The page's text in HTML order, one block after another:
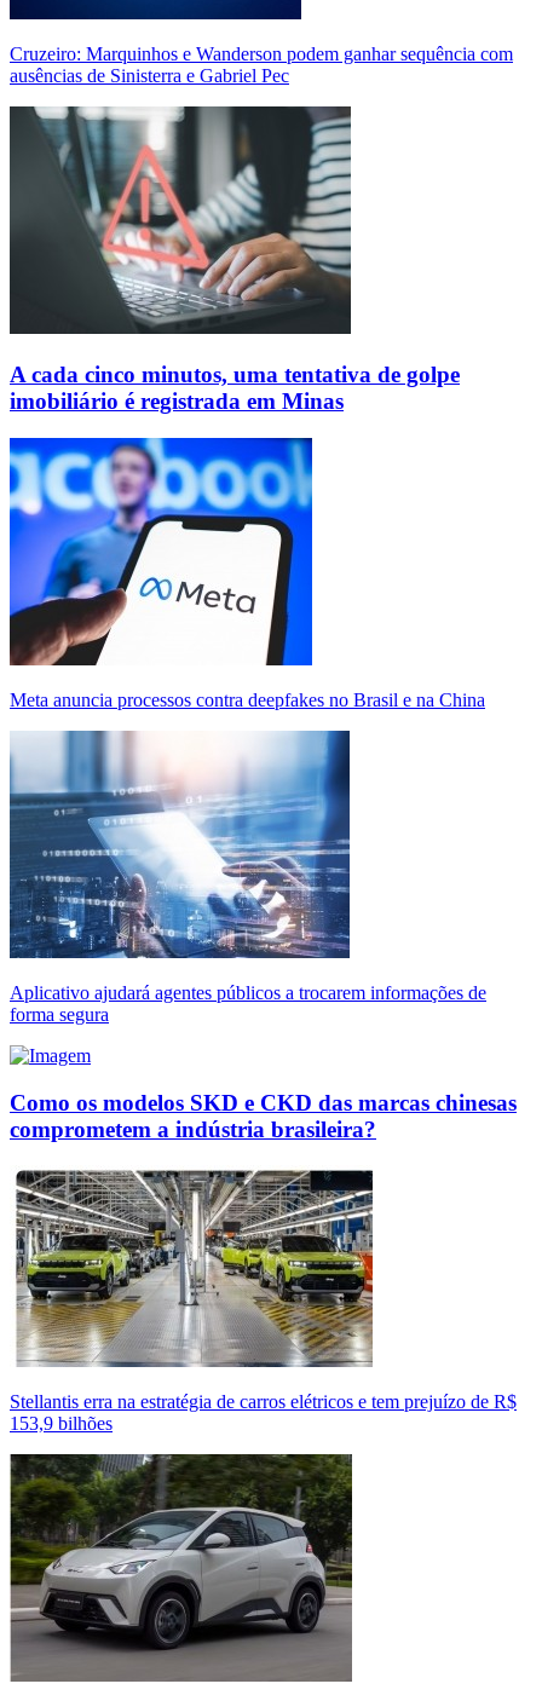
Cruzeiro: Marquinhos e Wanderson podem ganhar sequência com
ausências de Sinisterra e Gabriel Pec
A cada cinco minutos, uma tentativa de golpe
imobiliário é registrada em Minas
Meta anuncia processos contra deepfakes no Brasil e na China
Aplicativo ajudará agentes públicos a trocarem informações de
forma segura
Como os modelos SKD e CKD das marcas chinesas
comprometem a indústria brasileira?
Stellantis erra na estratégia de carros elétricos e tem prejuízo de R$
153,9 bilhões